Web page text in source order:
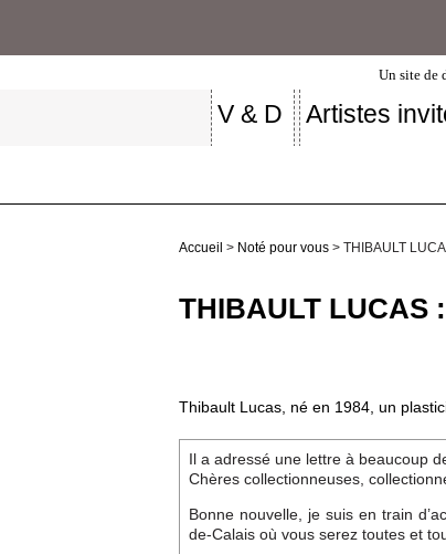
Un site de
V & D Artistes
Accueil > Noté pour vous > THIBAULT
THIBAULT LUCAS
Thibault Lucas, né en 1984, un
Il a adressé une lettre à beaucoup
Chères collectionneuses,
Bonne nouvelle, je suis en train
de-Calais où vous serez toutes et